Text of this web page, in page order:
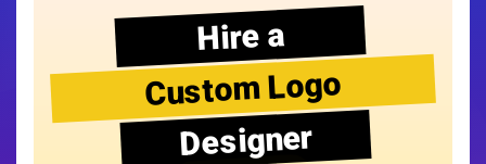
Hire a
Custom Logo
Designer